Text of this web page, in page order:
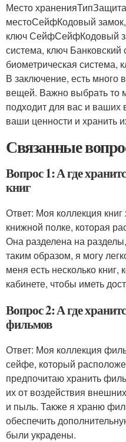
Место
местоСейфКодовый
ключ СейфСейфКодовый
система, ключ
биометрическая система,
В заключение, есть много
вещей. Важно выбрать то
подходит для вас и
ваши ценности и хранить
Связанные
Вопрос 1: А где
книг
Ответ: Моя коллекция
книжной полке, которая
Она разделена на
таким образом, я могу
меня есть несколько
кабинете, чтобы иметь
Вопрос 2: А где
фильмов
Ответ: Моя коллекция
сейфе, который
предпочитаю хранить
их от воздействия
и пыль. Также я храню
обеспечить
были украдены.